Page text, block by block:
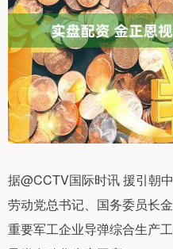
据@CCTV国际时讯 援引朝
劳动党总书记、国务委员长
重要军工企业导弹综合生产